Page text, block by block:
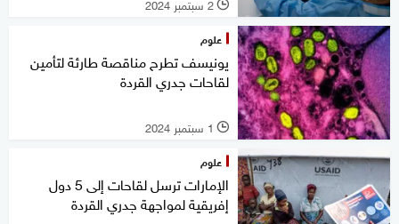
l 2 سبتمبر 2024
علوم
يونيسف تطرح مناقصة طارئة لتأمين
لقاحات جدري القردة
l 1 سبتمبر 2024
علوم
الإمارات ترسل لقاحات إلى 5 دول
إفريقية لمواجهة جدري القردة